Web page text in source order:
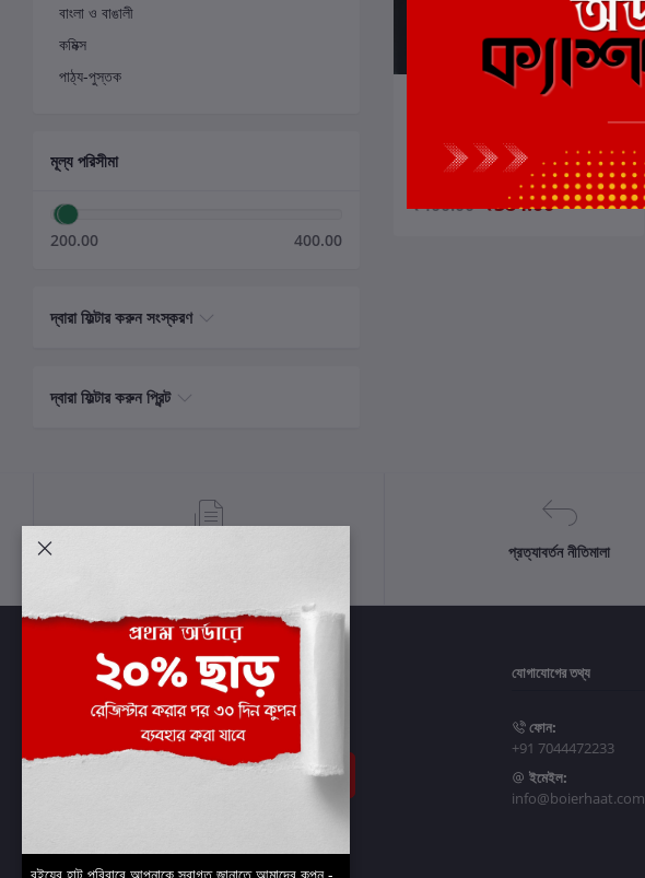
বাংলা ও বাঙালী
কমিক্স
পাঠ্য-পুস্তক
মূল্য পরিসীমা
200.00 400.00
দ্বারা ফিল্টার করুন সংস্করণ
দ্বারা ফিল্টার করুন প্রিন্ট
কার্টে যোগ করুন
সিদ্ধার্থ গঙ্গোপাধ্যায়
₹400.00 ₹384.00
প্রত্যাবর্তন নীতিমালা
সাবস্ক্রাইব
যোগাযোগের তথ্য
ফোন:
+91 7044472233
ইমেইল:
info@boierhaat.com